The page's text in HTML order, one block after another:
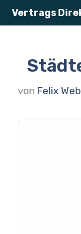
Zum
Vertrags
von Felix